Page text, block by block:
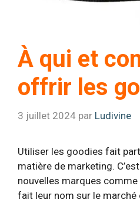
À qui et
offrir les
3 juillet 2024 par Ludivine
Utiliser les goodies fait
matière de marketing.
nouvelles marques
fait leur nom sur le marché